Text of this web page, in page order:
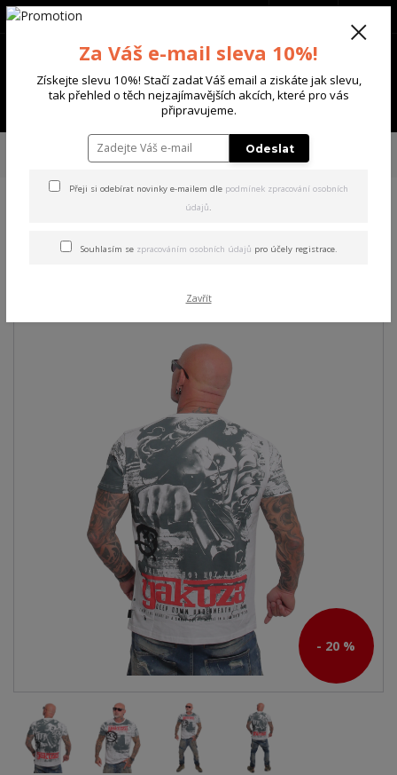
Menu
+420 702 136 620
TRIKA & TÍLKA
Yakuza pánské tričko Deep Down
Allover Regular T-Shirt
Down Allover Regular T-Shirt
- 20 %
Za Váš e-mail sleva 10%!
Získejte slevu 10%! Stačí zadat Váš email a ziskáte jak slevu,
tak přehled o těch nejzajímavějších akcích, které pro vás
připravujeme.
Odeslat
Přeji si odebírat novinky e-mailem dle podmínek zpracování osobních
údajů.
Souhlasím se zpracováním osobních údajů pro účely registrace.
Zavřít